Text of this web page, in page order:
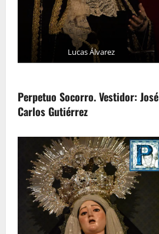
Lucas Álvarez
Perpetuo Socorro. Vestidor: José
Carlos Gutiérrez